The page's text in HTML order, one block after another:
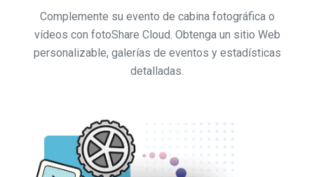
Complemente su evento de cabina fotográfica o
vídeos con fotoShare Cloud. Obtenga un sitio Web
personalizable, galerías de eventos y estadísticas
detalladas.